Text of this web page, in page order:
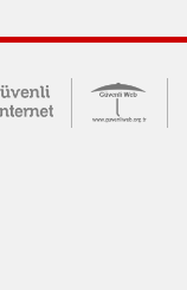
Merkezi
Güvende (yeni
Güvenli